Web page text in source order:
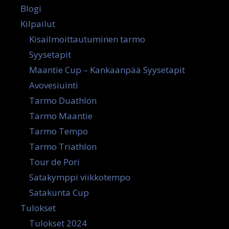
Blogi
Kilpailut
Kisailmoittautuminen tarmo
Syysetapit
Maantie Cup – Kankaanpää Syysetapit
Avovesiuinti
Tarmo Duathlon
Tarmo Maantie
Tarmo Tempo
Tarmo Triathlon
Tour de Pori
Satakymppi viikkotempo
Satakunta Cup
Tulokset
Tulokset 2024